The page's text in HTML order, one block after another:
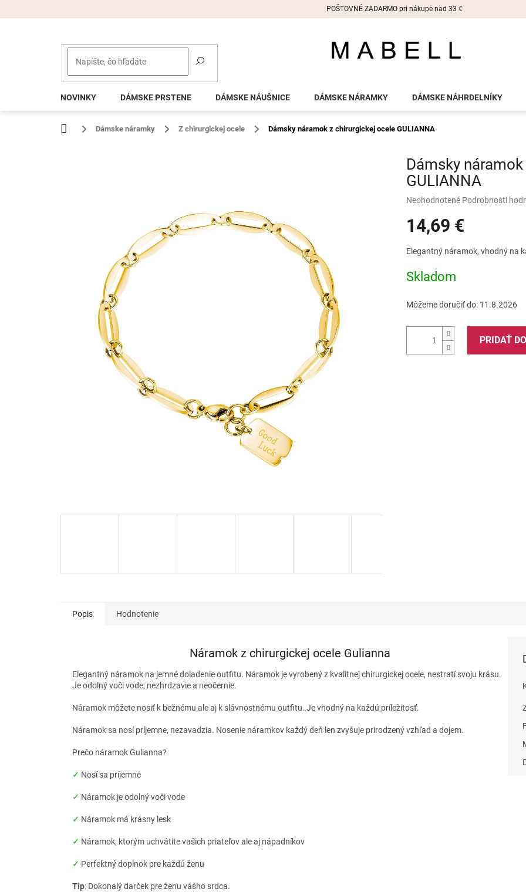
POŠTOVNÉ ZADARMO pri nákupe nad 33 €
NOVINKY DÁMSKE PRSTENE DÁMSKE NÁUŠNICE DÁMSKE NÁRAMKY DÁMSKE NÁHRDELNÍKY
Domov Dámske náramky Z chirurgickej ocele Dámsky náramok z chirurgickej ocele GULIANNA
Dámsky
GULIANNA
Priemerné
produktu
je
z
hviezdičiek.
Neohodnotené Podrobnosti
14,69 €
cena:
Elegantný náramok, vhodný na
Skladom
Môžeme doručiť do: 11.8.2026
PRIDAŤ
Popis Hodnotenie
Náramok z chirurgickej ocele Gulianna
Elegantný náramok na jemné doladenie outfitu. Náramok je vyrobený z kvalitnej chirurgickej ocele, nestratí svoju krásu.
Je odolný voči vode, nezhrdzavie a neočernie.
Náramok môžete nosiť k bežnému ale aj k slávnostnému outfitu. Je vhodný na každú príležitosť.
Náramok sa nosí príjemne, nezavadzia. Nosenie náramkov každý deň len zvyšuje prirodzený vzhľad a dojem.
Prečo náramok Gulianna?
✓ Nosí sa príjemne
✓ Náramok je odolný voči vode
✓ Náramok má krásny lesk
✓ Náramok, ktorým uchvátite vašich priateľov ale aj nápadníkov
✓ Perfektný doplnok pre každú ženu
Tip: Dokonalý darček pre ženu vášho srdca.